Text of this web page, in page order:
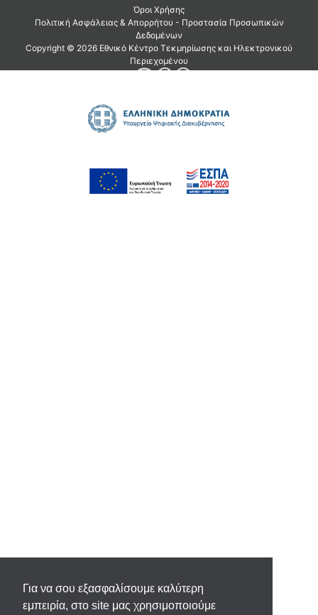
Για να σου εξασφαλίσουμε καλύτερη
εμπειρία, στο site μας χρησιμοποιούμε